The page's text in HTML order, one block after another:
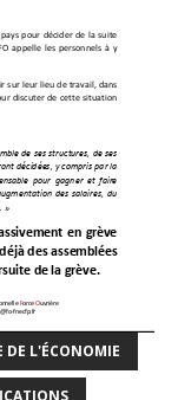
DE L'ÉCONOMIE